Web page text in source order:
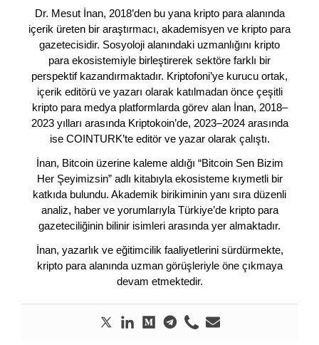
Dr. Mesut İnan, 2018’den bu yana kripto para alanında
içerik üreten bir araştırmacı, akademisyen ve kripto para
gazetecisidir. Sosyoloji alanındaki uzmanlığını kripto
para ekosistemiyle birleştirerek sektöre farklı bir
perspektif kazandırmaktadır. Kriptofoni’ye kurucu ortak,
içerik editörü ve yazarı olarak katılmadan önce çeşitli
kripto para medya platformlarda görev alan İnan, 2018–
2023 yılları arasında Kriptokoin’de, 2023–2024 arasında
ise COINTURK’te editör ve yazar olarak çalıştı.
İnan, Bitcoin üzerine kaleme aldığı “Bitcoin Sen Bizim
Her Şeyimizsin” adlı kitabıyla ekosisteme kıymetli bir
katkıda bulundu. Akademik birikiminin yanı sıra düzenli
analiz, haber ve yorumlarıyla Türkiye’de kripto para
gazeteciliğinin bilinir isimleri arasında yer almaktadır.
İnan, yazarlık ve eğitimcilik faaliyetlerini sürdürmekte,
kripto para alanında uzman görüşleriyle öne çıkmaya
devam etmektedir.